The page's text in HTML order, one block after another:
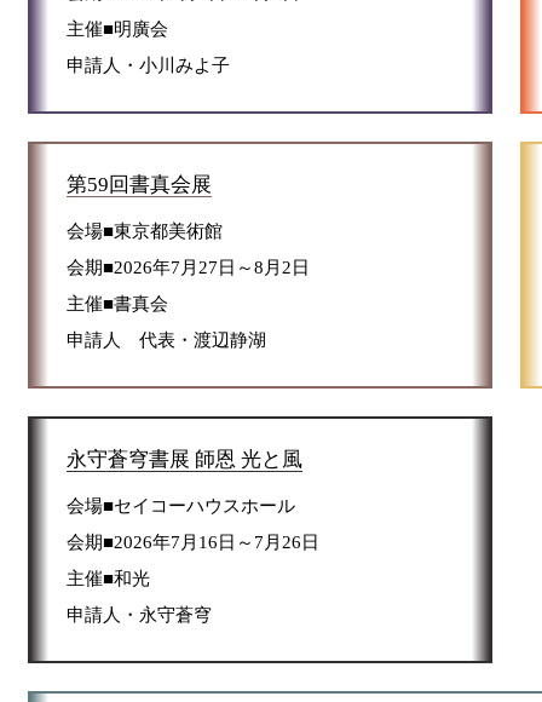
主催■明廣会
申請人・小川みよ子
第59回書真会展
会場■東京都美術館
会期■2026年7月27日～8月2日
主催■書真会
申請人 代表・渡辺静湖
永守蒼穹書展 師恩 光と風
会場■セイコーハウスホール
会期■2026年7月16日～7月26日
主催■和光
申請人・永守蒼穹